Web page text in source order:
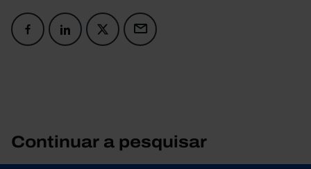
Continuar a pesquisar